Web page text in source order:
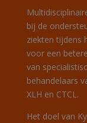
bij de
ziekten tijdens
voor een
van
behandelaars
XLH en CTCL.
Het doel van